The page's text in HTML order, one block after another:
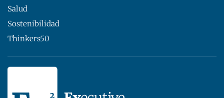
Salud
Sostenibilidad
Thinkers50